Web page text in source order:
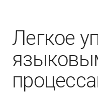
Легкое